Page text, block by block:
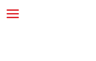
Inhalt